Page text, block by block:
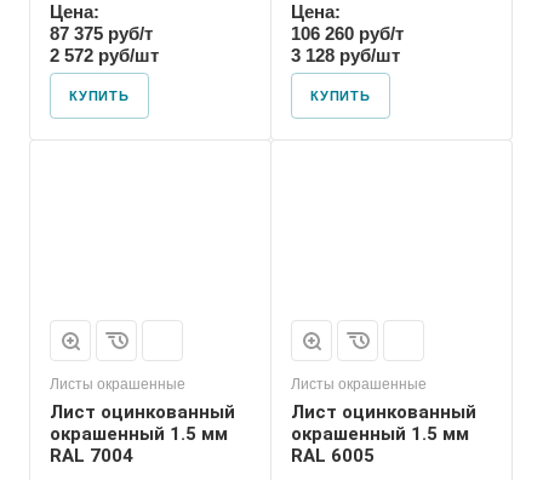
Цена:
87 375 руб/т
2 572 руб/шт
КУПИТЬ
Цена:
106 260 руб/т
3 128 руб/шт
КУПИТЬ
Листы окрашенные
Лист оцинкованный
окрашенный 1.5 мм
RAL 7004
Листы окрашенные
Лист оцинкованный
окрашенный 1.5 мм
RAL 6005